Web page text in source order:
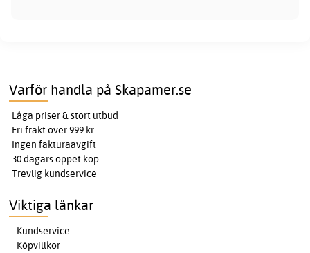
Varför handla på Skapamer.se
Låga priser & stort utbud
Fri frakt över 999 kr
Ingen fakturaavgift
30 dagars öppet köp
Trevlig kundservice
Viktiga länkar
Kundservice
Köpvillkor